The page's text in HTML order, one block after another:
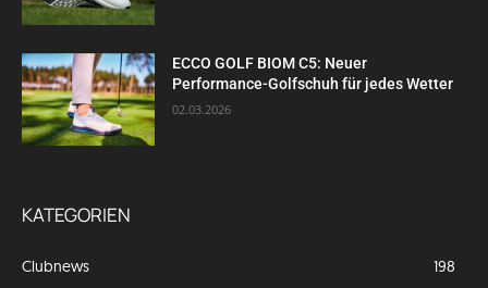
ECCO GOLF BIOM C5: Neuer
Performance-Golfschuh für jedes Wetter
02.03.2026
KATEGORIEN
Clubnews
198